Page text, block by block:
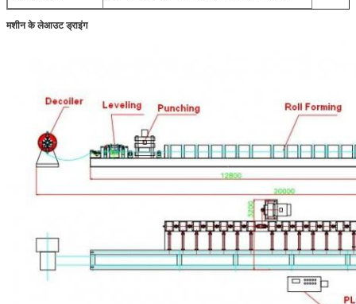
मशीन के लेआउट ड्राइंग